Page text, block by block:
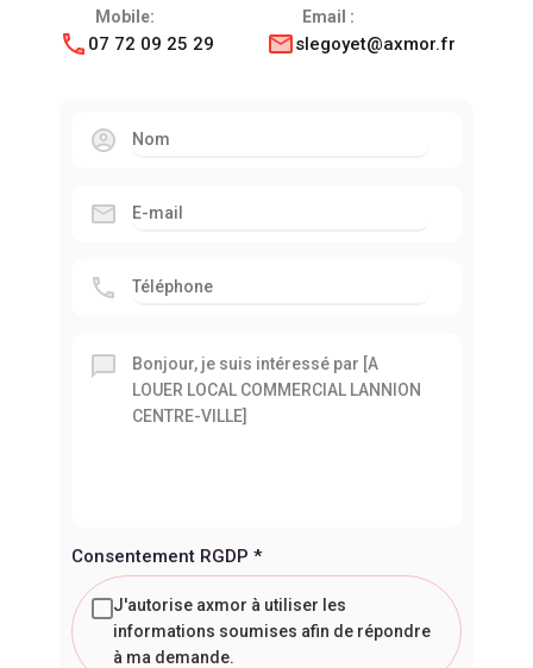
Mobile:
07 72 09 25 29
Email :
slegoyet@axmor.fr
Consentement RGDP *
J'autorise axmor à utiliser les
informations soumises afin de répondre
à ma demande.